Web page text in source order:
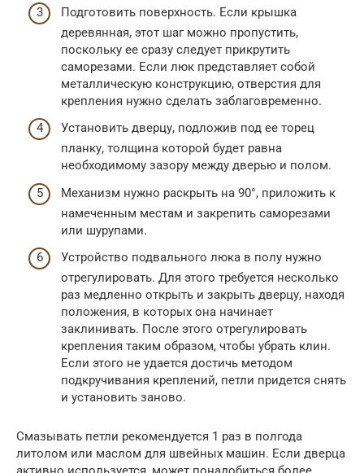
Подготовить поверхность. Если крышка
деревянная, этот шаг можно пропустить,
поскольку ее сразу следует прикрутить
саморезами. Если люк представляет собой
металлическую конструкцию, отверстия для
крепления нужно сделать заблаговременно.
Установить дверцу, подложив под ее торец
планку, толщина которой будет равна
необходимому зазору между дверью и полом.
Механизм нужно раскрыть на 90°, приложить к
намеченным местам и закрепить саморезами
или шурупами.
Устройство подвального люка в полу нужно
отрегулировать. Для этого требуется несколько
раз медленно открыть и закрыть дверцу, находя
положения, в которых она начинает
заклинивать. После этого отрегулировать
крепления таким образом, чтобы убрать клин.
Если этого не удается достичь методом
подкручивания креплений, петли придется снять
и установить заново.
Смазывать петли рекомендуется 1 раз в полгода
литолом или маслом для швейных машин. Если дверца